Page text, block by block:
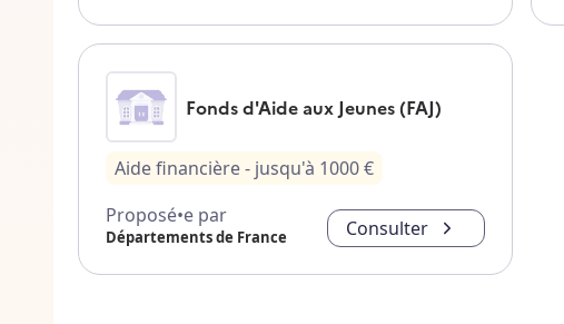
Fonds d'Aide aux Jeunes (FAJ)
Aide financière- jusqu'à 1000€
Proposé•e par
Départements de France Consulter